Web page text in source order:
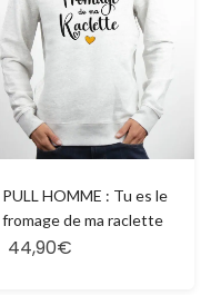
PULL HOMME : Tu es le
fromage de ma raclette
44,90€